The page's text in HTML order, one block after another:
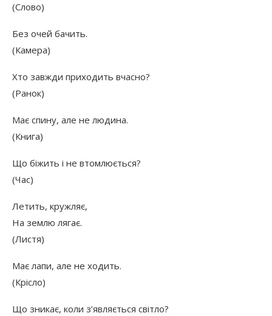
(Слово)
Без очей бачить.
(Камера)
Хто завжди приходить вчасно?
(Ранок)
Має спину, але не людина.
(Книга)
Що біжить і не втомлюється?
(Час)
Летить, кружляє,
На землю лягає.
(Листя)
Має лапи, але не ходить.
(Крісло)
Що зникає, коли з’являється світло?